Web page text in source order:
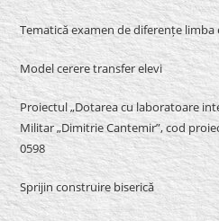
Tematică examen de diferențe limba
Model cerere transfer elevi
Proiectul „Dotarea cu laboratoare
Militar „Dimitrie Cantemir”, cod
0598
Sprijin construire biserică